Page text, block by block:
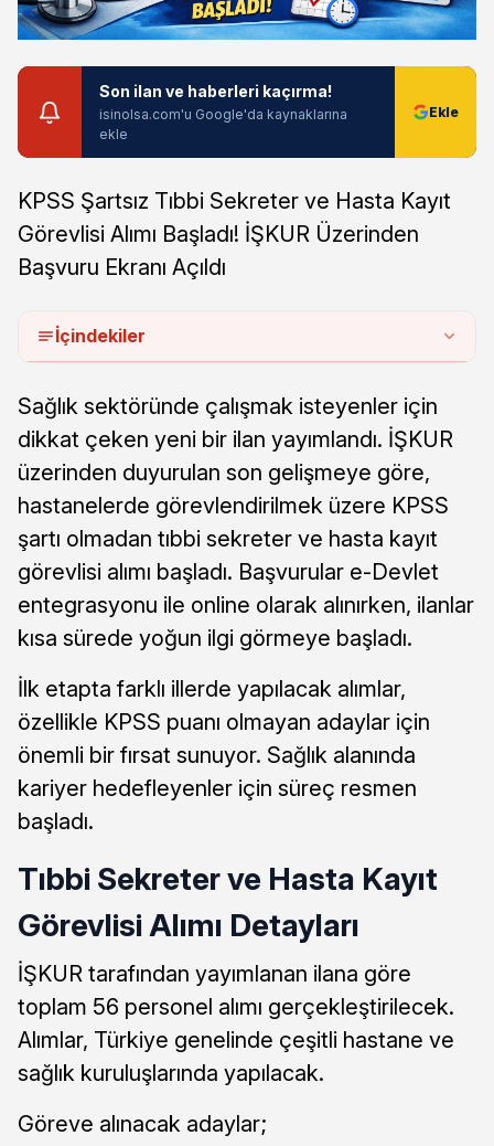
Son ilan ve haberleri kaçırma!
isinolsa.com'u Google'da kaynaklarına
ekle
KPSS Şartsız Tıbbi Sekreter ve Hasta Kayıt
Görevlisi Alımı Başladı! İŞKUR Üzerinden
Başvuru Ekranı Açıldı
İçindekiler
Sağlık sektöründe çalışmak isteyenler için
dikkat çeken yeni bir ilan yayımlandı. İŞKUR
üzerinden duyurulan son gelişmeye göre,
hastanelerde görevlendirilmek üzere KPSS
şartı olmadan tıbbi sekreter ve hasta kayıt
görevlisi alımı başladı. Başvurular e-Devlet
entegrasyonu ile online olarak alınırken, ilanlar
kısa sürede yoğun ilgi görmeye başladı.
İlk etapta farklı illerde yapılacak alımlar,
özellikle KPSS puanı olmayan adaylar için
önemli bir fırsat sunuyor. Sağlık alanında
kariyer hedefleyenler için süreç resmen
başladı.
Tıbbi Sekreter ve Hasta Kayıt
Görevlisi Alımı Detayları
İŞKUR tarafından yayımlanan ilana göre
toplam 56 personel alımı gerçekleştirilecek.
Alımlar, Türkiye genelinde çeşitli hastane ve
sağlık kuruluşlarında yapılacak.
Göreve alınacak adaylar;